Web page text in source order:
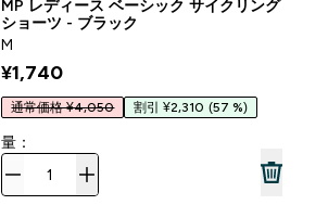
MP レディース ベーシック サイクリング
ショーツ - ブラック
M
¥1,740‎
通常価格 ¥4,050 割引 ¥2,310 (57 %)
量：